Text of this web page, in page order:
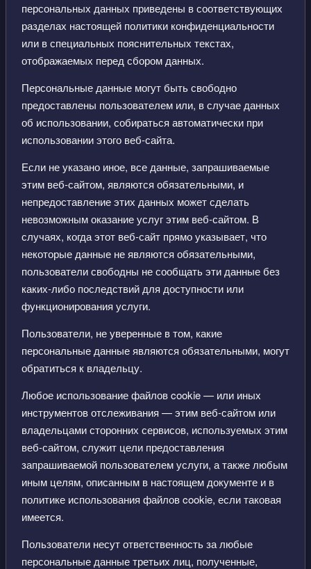
персональных данных приведены в соответствующих
разделах настоящей политики конфиденциальности
или в специальных пояснительных текстах,
отображаемых перед сбором данных.
Персональные данные могут быть свободно
предоставлены пользователем или, в случае данных
об использовании, собираться автоматически при
использовании этого веб-сайта.
Если не указано иное, все данные, запрашиваемые
этим веб-сайтом, являются обязательными, и
непредоставление этих данных может сделать
невозможным оказание услуг этим веб-сайтом. В
случаях, когда этот веб-сайт прямо указывает, что
некоторые данные не являются обязательными,
пользователи свободны не сообщать эти данные без
каких-либо последствий для доступности или
функционирования услуги.
Пользователи, не уверенные в том, какие
персональные данные являются обязательными, могут
обратиться к владельцу.
Любое использование файлов cookie — или иных
инструментов отслеживания — этим веб-сайтом или
владельцами сторонних сервисов, используемых этим
веб-сайтом, служит цели предоставления
запрашиваемой пользователем услуги, а также любым
иным целям, описанным в настоящем документе и в
политике использования файлов cookie, если таковая
имеется.
Пользователи несут ответственность за любые
персональные данные третьих лиц, полученные,